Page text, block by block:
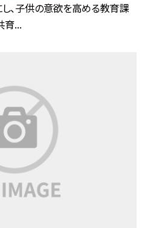
、子供の意欲を高める教育課
育...